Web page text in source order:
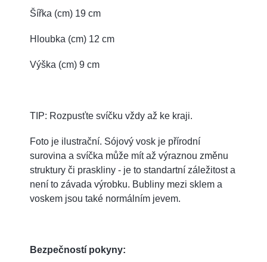
Šířka (cm) 19 cm
Hloubka (cm) 12 cm
Výška (cm) 9 cm
TIP: Rozpusťte svíčku vždy až ke kraji.
Foto je ilustrační. Sójový vosk je přírodní
surovina a svíčka může mít až výraznou změnu
struktury či praskliny - je to standartní záležitost a
není to závada výrobku. Bubliny mezi sklem a
voskem jsou také normálním jevem.
Bezpečností pokyny: